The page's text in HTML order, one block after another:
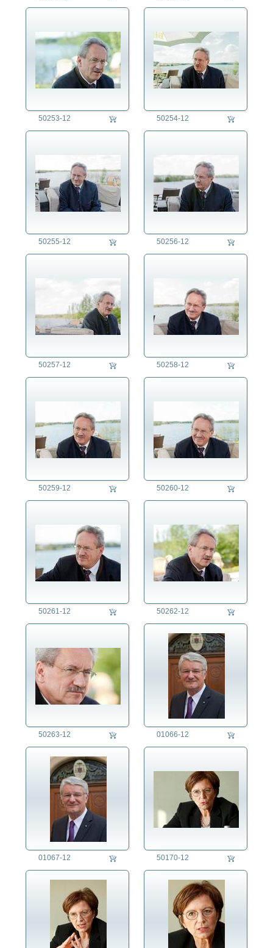
50253-12 50254-12
50255-12 50256-12
50257-12 50258-12
50259-12 50260-12
50261-12 50262-12
50263-12 01066-12
01067-12 50170-12